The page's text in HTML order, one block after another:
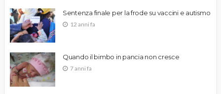
Sentenza finale per la frode su vaccini e autismo
12 anni fa
Quando il bimbo in pancia non cresce
7 anni fa